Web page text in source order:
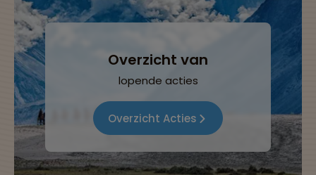
Overzicht van
lopende acties
Overzicht Acties